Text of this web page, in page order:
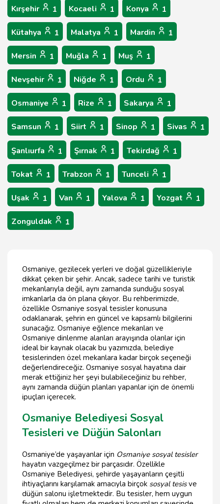
Kırşehir 1 Kocaeli 1 Konya 1
Kütahya 1 Malatya 1 Mardin 1
Mersin 1 Muğla 1 Muş 1
Nevşehir 1 Niğde 1 Ordu 1
Osmaniye 1 Rize 1 Sakarya 1
Samsun 1 Siirt 1 Sinop 1 Sivas 1
Şanlıurfa 1 Şırnak 1 Tekirdağ 1
Tokat 1 Trabzon 1 Tunceli 1
Uşak 1 Van 1 Yalova 1 Yozgat 1
Zonguldak 1
Osmaniye, gezilecek yerleri ve doğal güzellikleriyle
dikkat çeken bir şehir. Ancak, sadece tarihi ve turistik
mekanlarıyla değil, aynı zamanda sunduğu sosyal
imkanlarla da ön plana çıkıyor. Bu rehberimizde,
özellikle Osmaniye sosyal tesisler konusuna
odaklanarak, şehrin en güncel ve kapsamlı bilgilerini
sunacağız. Osmaniye eğlence mekanları ve
Osmaniye dinlenme alanları arayışında olanlar için
ideal bir kaynak olacak bu yazımızda, belediye
tesislerinden özel mekanlara kadar birçok seçeneği
değerlendireceğiz. Osmaniye sosyal hayatına dair
merak ettiğiniz her şeyi bulabileceğiniz bu rehber,
aynı zamanda düğün planları yapanlar için de önemli
ipuçları içerecek.
Osmaniye Belediyesi Sosyal
Tesisleri ve Düğün Salonları
Osmaniye’de yaşayanlar için Osmaniye sosyal tesisler
hayatın vazgeçilmez bir parçasıdır. Özellikle
Osmaniye Belediyesi, şehirde yaşayanların çeşitli
ihtiyaçlarını karşılamak amacıyla birçok sosyal tesisve
düğün salonu işletmektedir. Bu tesisler, hem uygun